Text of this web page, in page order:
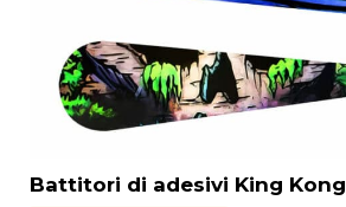
Battitori di adesivi King Kong